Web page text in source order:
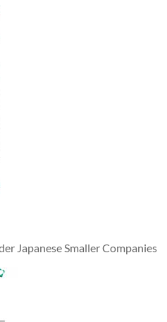
Japanese Smaller Companies